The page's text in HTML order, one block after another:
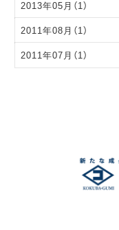
2013年05月（1）
2011年08月（1）
2011年07月（1）